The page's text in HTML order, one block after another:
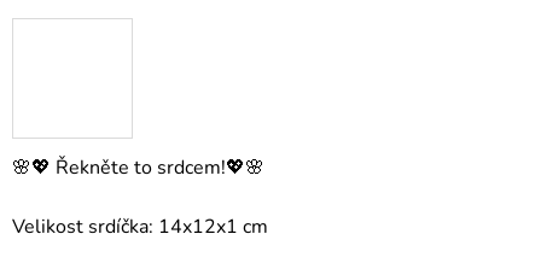
🌸💖 Řekněte to srdcem!💖🌸
Velikost srdíčka: 14x12x1 cm